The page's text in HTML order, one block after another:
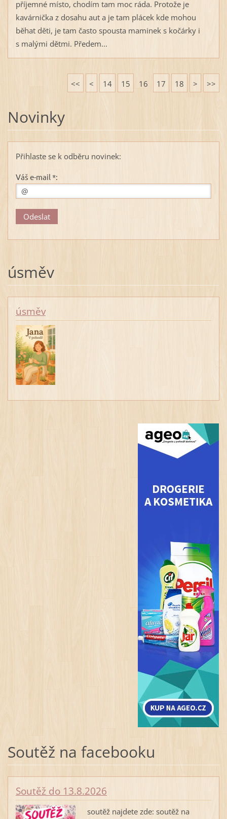
příjemné místo, chodím tam moc ráda. Protože je
kavárnička z dosahu aut a je tam plácek kde mohou
běhat děti, je tam často spousta maminek s kočárky i
s malými dětmi. Předem...
<< < 14 15 16 17 18 > >>
Novinky
Přihlaste se k odběru novinek:
Váš e-mail *:
úsměv
úsměv
Soutěž na facebooku
Soutěž do 13.8.2026
soutěž najdete zde: soutěž na